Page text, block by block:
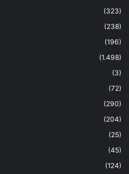
(323)
(238)
(196)
(1.498)
(3)
(72)
(290)
(204)
(25)
(45)
(124)